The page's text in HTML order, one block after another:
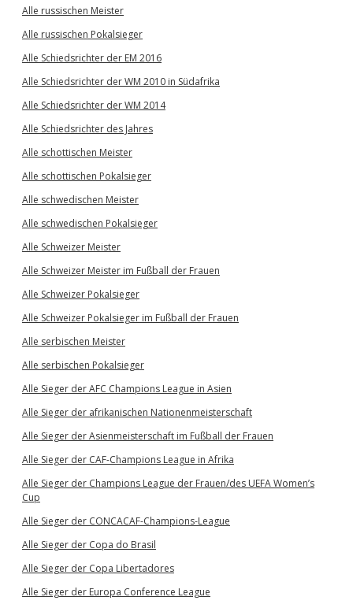
Alle russischen Meister
Alle russischen Pokalsieger
Alle Schiedsrichter der EM 2016
Alle Schiedsrichter der WM 2010 in Südafrika
Alle Schiedsrichter der WM 2014
Alle Schiedsrichter des Jahres
Alle schottischen Meister
Alle schottischen Pokalsieger
Alle schwedischen Meister
Alle schwedischen Pokalsieger
Alle Schweizer Meister
Alle Schweizer Meister im Fußball der Frauen
Alle Schweizer Pokalsieger
Alle Schweizer Pokalsieger im Fußball der Frauen
Alle serbischen Meister
Alle serbischen Pokalsieger
Alle Sieger der AFC Champions League in Asien
Alle Sieger der afrikanischen Nationenmeisterschaft
Alle Sieger der Asienmeisterschaft im Fußball der Frauen
Alle Sieger der CAF-Champions League in Afrika
Alle Sieger der Champions League der Frauen/des UEFA Women’s
Cup
Alle Sieger der CONCACAF-Champions-League
Alle Sieger der Copa do Brasil
Alle Sieger der Copa Libertadores
Alle Sieger der Europa Conference League